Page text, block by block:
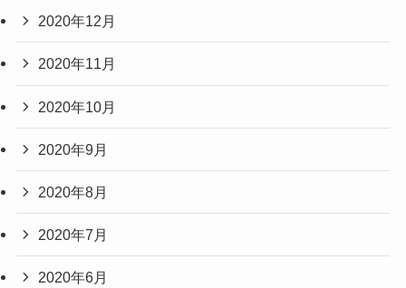
2020年12月
2020年11月
2020年10月
2020年9月
2020年8月
2020年7月
2020年6月